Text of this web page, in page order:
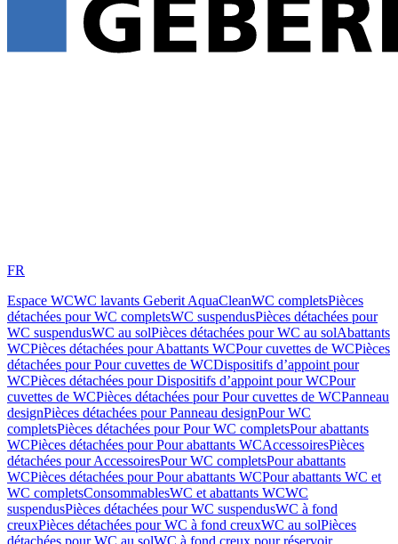
FR
Espace WCWC lavants Geberit AquaCleanWC completsPièces
détachées pour WC completsWC suspendusPièces détachées pour
WC suspendusWC au solPièces détachées pour WC au solAbattants
WCPièces détachées pour Abattants WCPour cuvettes de WCPièces
détachées pour Pour cuvettes de WCDispositifs d’appoint pour
WCPièces détachées pour Dispositifs d’appoint pour WCPour
cuvettes de WCPièces détachées pour Pour cuvettes de WCPanneau
designPièces détachées pour Panneau designPour WC
completsPièces détachées pour Pour WC completsPour abattants
WCPièces détachées pour Pour abattants WCAccessoiresPièces
détachées pour AccessoiresPour WC completsPour abattants
WCPièces détachées pour Pour abattants WCPour abattants WC et
WC completsConsommablesWC et abattants WCWC
suspendusPièces détachées pour WC suspendusWC à fond
creuxPièces détachées pour WC à fond creuxWC au solPièces
détachées pour WC au solWC à fond creux pour réservoir